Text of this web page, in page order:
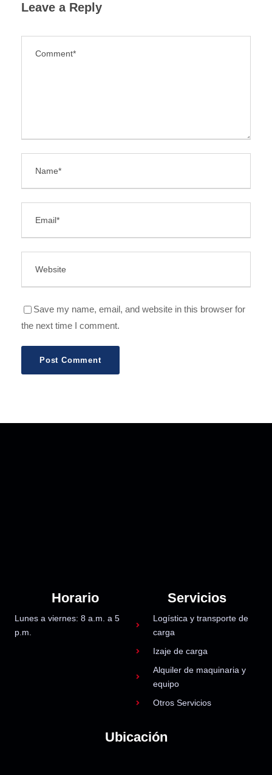
Leave a Reply
Save my name, email, and website in this browser for
the next time I comment.
Horario
Lunes a viernes: 8 a.m. a 5
p.m.
Servicios
Logística y transporte de
carga
Izaje de carga
Alquiler de maquinaria y
equipo
Otros Servicios
Ubicación